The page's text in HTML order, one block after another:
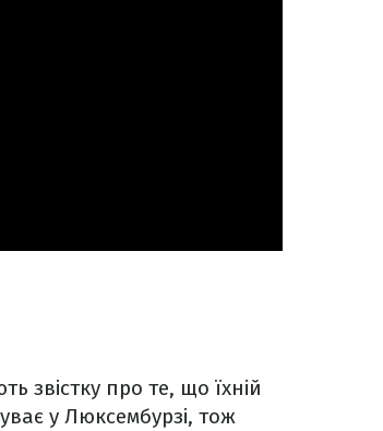
звістку про те, що їхній
у Люксембурзі, тож